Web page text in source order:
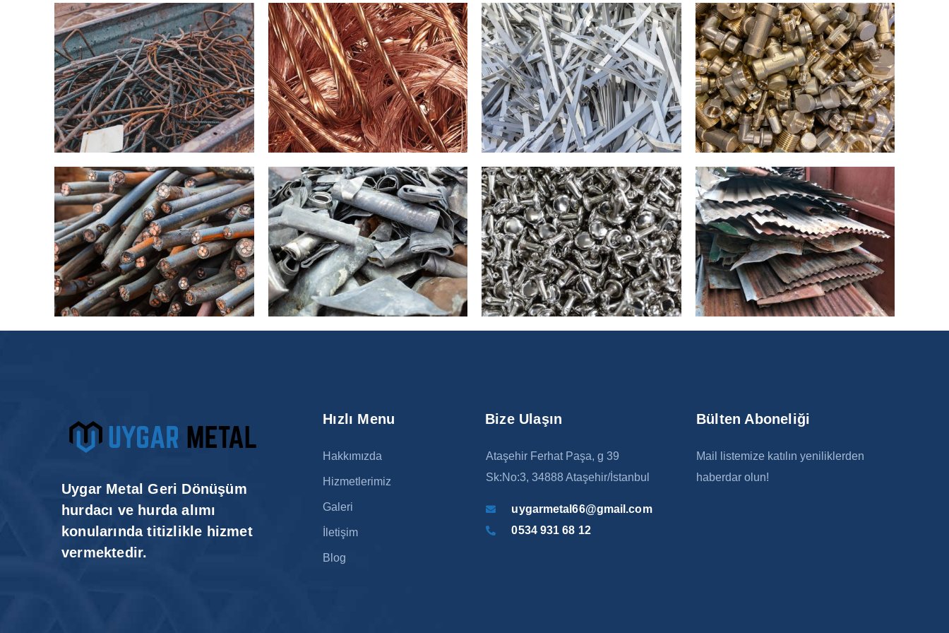
Uygar Metal Geri Dönüşüm
hurdacı ve hurda alımı
konularında titizlikle hizmet
vermektedir.
Hızlı Menu
Hakkımızda
Hizmetlerimiz
Galeri
İletişim
Blog
Bize Ulaşın
Ataşehir Ferhat Paşa, g 39
Sk:No:3, 34888 Ataşehir/İstanbul
uygarmetal66@gmail.com
0534 931 68 12
Bülten Aboneliği
Mail listemize katılın yeniliklerden
haberdar olun!